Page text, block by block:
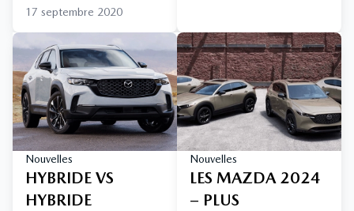
17 septembre 2020
Nouvelles
HYBRIDE VS
HYBRIDE
Nouvelles
LES MAZDA 2024
– PLUS